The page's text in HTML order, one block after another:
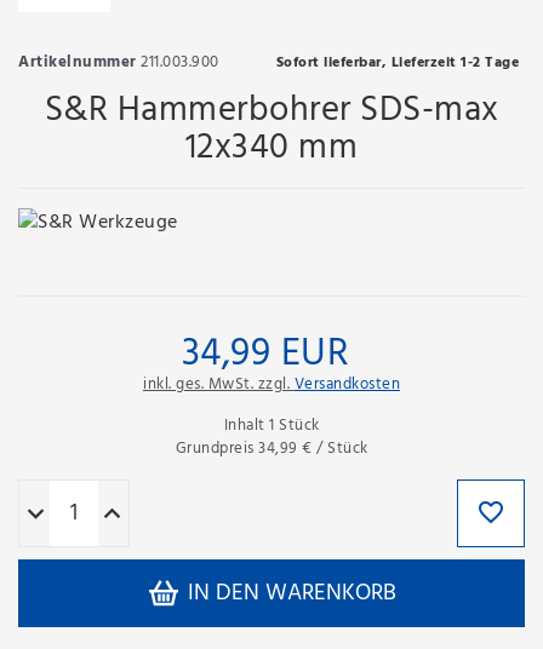
Artikelnummer211.003.900 Sofort lieferbar, Lieferzeit 1-2 Tage
S&R Hammerbohrer SDS-max
12x340 mm
34,99 EUR
inkl. ges. MwSt. zzgl.Versandkosten
Inhalt1 Stück
Grundpreis34,99 € / Stück
IN DEN WARENKORB